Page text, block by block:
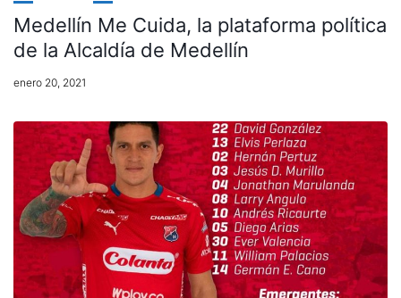
Medellín Me Cuida, la plataforma política
de la Alcaldía de Medellín
enero 20, 2021